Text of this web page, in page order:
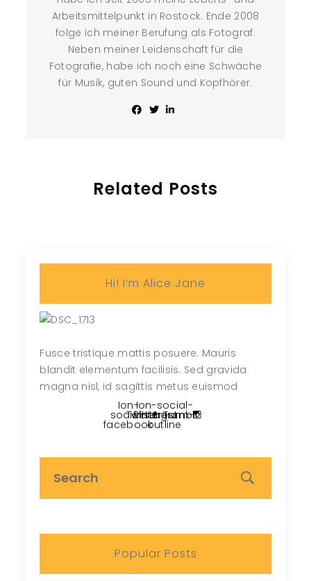
Arbeitsmittelpunkt in Rostock. Ende 2008
folge ich meiner Berufung als Fotograf.
Neben meiner Leidenschaft für die
Fotografie, habe ich noch eine Schwäche
für Musik, guten Sound und Kopfhörer.
Related Posts
Hi! I’m Alice Jane
Fusce tristique mattis posuere. Mauris
blandit elementum facilisis. Sed gravida
magna nisl, id sagittis metus euismod
Ion-
social-
facebook
Twitter
Pinterest
Ion-social-
instagram-
outline
Tumblr
Popular Posts